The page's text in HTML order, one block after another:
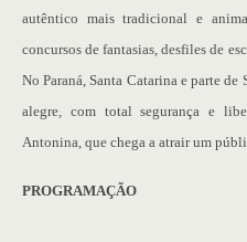
autêntico mais tradicional e
concursos de fantasias, desfiles de
No Paraná, Santa Catarina e parte
alegre, com total segurança e
Antonina, que chega a atrair um
PROGRAMAÇÃO